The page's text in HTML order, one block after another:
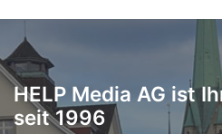
HELP Media AG ist
seit 1996